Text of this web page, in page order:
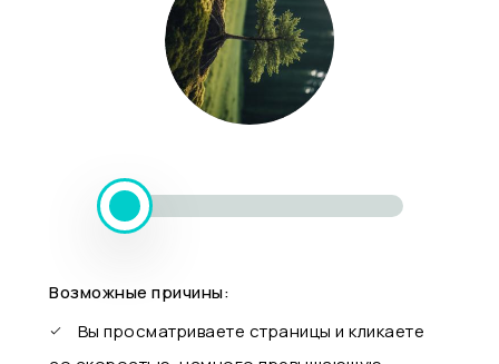
Возможные причины:
Вы просматриваете страницы и кликаете